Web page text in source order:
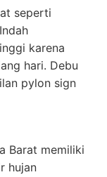
seperti
karena
hari. Debu
pylon sign
Barat memiliki
hujan